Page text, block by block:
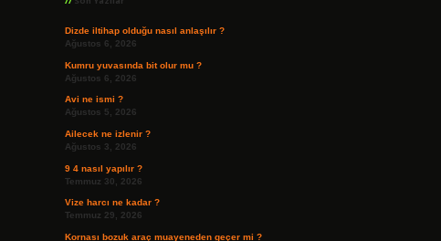
Dizde iltihap olduğu nasıl anlaşılır ?
Ağustos 6, 2026
Kumru yuvasında bit olur mu ?
Ağustos 6, 2026
Avi ne ismi ?
Ağustos 5, 2026
Ailecek ne izlenir ?
Ağustos 3, 2026
9 4 nasıl yapılır ?
Temmuz 30, 2026
Vize harcı ne kadar ?
Temmuz 29, 2026
Kornası bozuk araç muayeneden geçer mi ?